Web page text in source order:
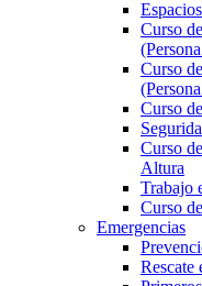
Curso
Curso
Curso
Curso
Altura
Trabajo
Curso
Emergencias
Rescate